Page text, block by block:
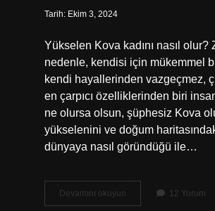
Tarih: Ekim 3, 2024
Yükselen Kova kadını nasıl
nedenle, kendisi için mükemmel
kendi hayallerinden vazgeçmez,
en çarpıcı özelliklerinden biri
ne olursa olsun, şüphesiz Kova
yükselenini ve doğum
dünyaya nasıl göründüğü ile…
Devamını okuyun Yükselen
Kova
12 Yorum